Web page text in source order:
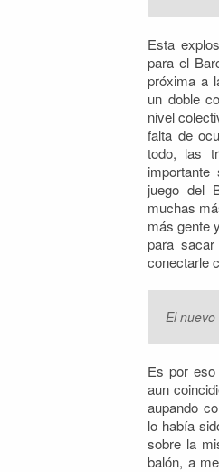
Esta
para el
próxima a
un doble
nivel
falta de
todo, las
juego del
muchas
más gente
para
conectarle
El
Es por
aun
aupando
lo había
sobre la
balón, a